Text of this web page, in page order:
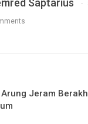
Saptarius
Jeram